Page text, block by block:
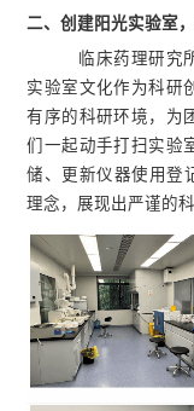
二、创建阳光实验室
临床药理研究
实验室文化作为科研
有序的科研环境，为
们一起动手打扫实验
储、更新仪器使用登
理念，展现出严谨的